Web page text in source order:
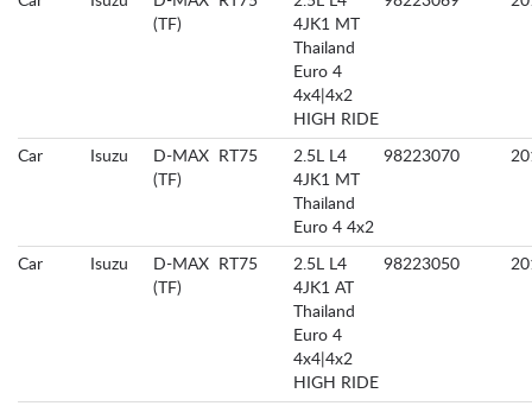
(TF)
4JK1 MT
Thailand
Euro 4
4x4|4x2
HIGH RIDE
Car Isuzu
D-MAX
(TF)
RT75
2.5L L4
4JK1 MT
Thailand
Euro 4 4x2
98223070
Car Isuzu
D-MAX
(TF)
RT75
2.5L L4
4JK1 AT
Thailand
Euro 4
4x4|4x2
HIGH RIDE
98223050